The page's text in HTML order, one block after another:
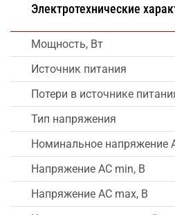
Электротехнические
Мощность, Вт
Источник питания
Потери в источнике
Тип напряжения
Номинальное напряжение
Напряжение AC min, В
Напряжение AC max, В